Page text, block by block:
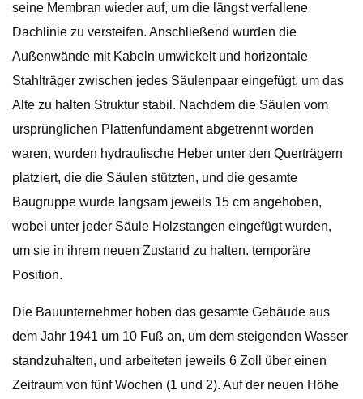
seine Membran wieder auf, um die längst verfallene
Dachlinie zu versteifen. Anschließend wurden die
Außenwände mit Kabeln umwickelt und horizontale
Stahlträger zwischen jedes Säulenpaar eingefügt, um das
Alte zu halten Struktur stabil. Nachdem die Säulen vom
ursprünglichen Plattenfundament abgetrennt worden
waren, wurden hydraulische Heber unter den Querträgern
platziert, die die Säulen stützten, und die gesamte
Baugruppe wurde langsam jeweils 15 cm angehoben,
wobei unter jeder Säule Holzstangen eingefügt wurden,
um sie in ihrem neuen Zustand zu halten. temporäre
Position.
Die Bauunternehmer hoben das gesamte Gebäude aus
dem Jahr 1941 um 10 Fuß an, um dem steigenden Wasser
standzuhalten, und arbeiteten jeweils 6 Zoll über einen
Zeitraum von fünf Wochen (1 und 2). Auf der neuen Höhe